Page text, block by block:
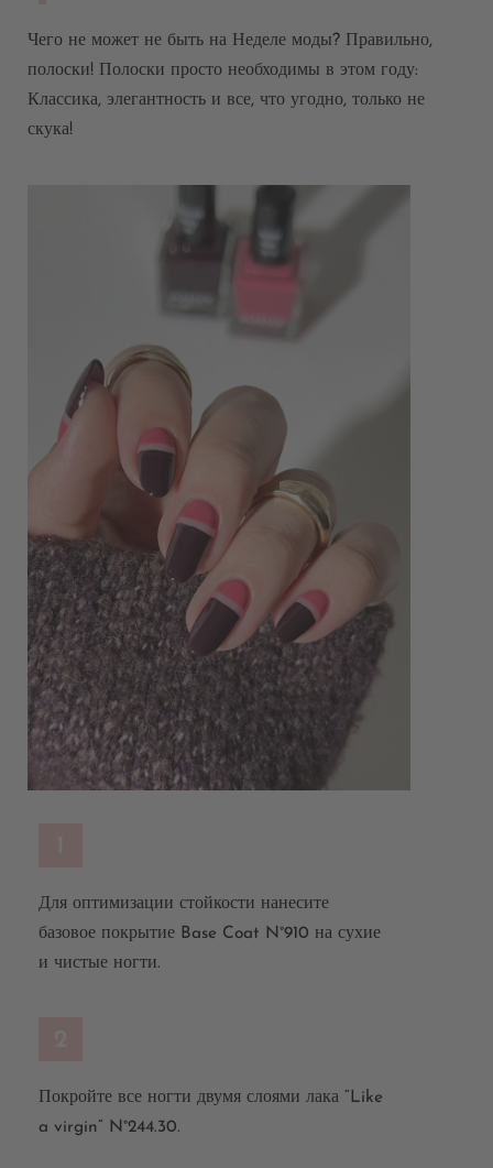
Чего не может не быть на Неделе моды? Правильно,
полоски! Полоски просто необходимы в этом году:
Классика, элегантность и все, что угодно, только не
скука!
Для оптимизации стойкости нанесите
базовое покрытие Base Coat N°910 на сухие
и чистые ногти.
Покройте все ногти двумя слоями лака “Like
a virgin” N°244.30.